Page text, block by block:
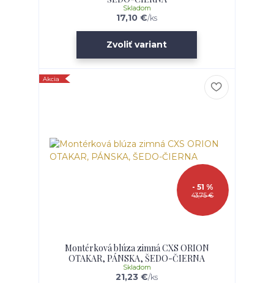
17,10 €/ks
Skladom
Zvoliť variant
Akcia
43,75 €
- 51 %
Montérková blúza zimná CXS ORION
OTAKAR, PÁNSKA, ŠEDO-ČIERNA
21,23 €/ks
Skladom